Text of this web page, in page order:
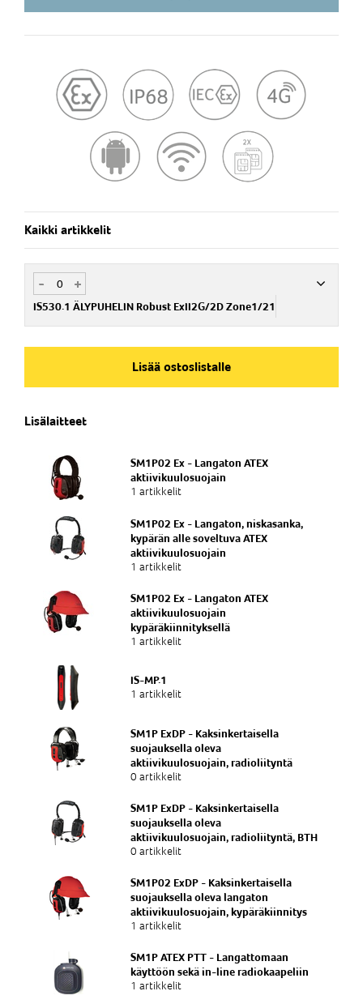
NFC lukija
WiFi, Bluetooth 5.0
MicroSD paikka 128GB (256GB ATP industrial grade)
Dual SIM
LTE 4G / VoLTE, MDM, Zero Touch -tuki
LTE Network applikaatioista.
Kaikki artikkelit
+
-
IS530.1 ÄLYPUHELIN Robust ExII2G/2D Zone1/21
Nim. Nro
Lisää ostoslistalle
Lisälaitteet
SM1P02 Ex - Langaton ATEX
aktiivikuulosuojain
1 artikkelit
SM1P02 Ex - Langaton, niskasanka,
kypärän alle soveltuva ATEX
aktiivikuulosuojain
1 artikkelit
SM1P02 Ex - Langaton ATEX
aktiivikuulosuojain
kypäräkiinnityksellä
1 artikkelit
IS-MP.1
1 artikkelit
SM1P ExDP - Kaksinkertaisella
suojauksella oleva
aktiivikuulosuojain, radioliityntä
0 artikkelit
SM1P ExDP - Kaksinkertaisella
suojauksella oleva
aktiivikuulosuojain, radioliityntä, BTH
0 artikkelit
SM1P02 ExDP - Kaksinkertaisella
suojauksella oleva langaton
aktiivikuulosuojain, kypäräkiinnitys
1 artikkelit
SM1P ATEX PTT - Langattomaan
käyttöön sekä in-line radiokaapeliin
1 artikkelit